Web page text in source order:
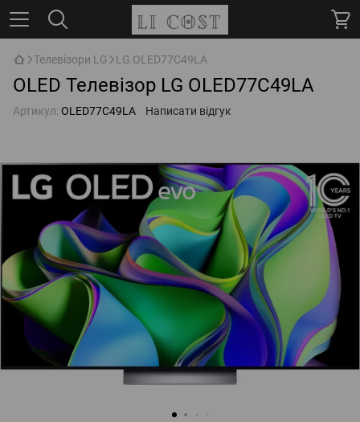
Телевізори LG LG OLED77C49LA
OLED Телевізор LG OLED77C49LA
Артикул: OLED77C49LA Написати відгук